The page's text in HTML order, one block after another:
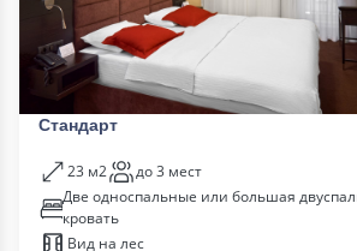
Стандарт
23 м2
до 3 мест
Две односпальные или большая
кровать
Вид на лес